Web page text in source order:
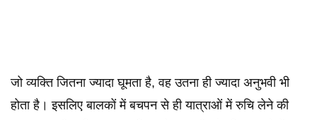
जो व्यक्ति जितना ज्यादा घूमता है, वह उतना ही ज्यादा अनुभवी भी
होता है। इसलिए बालकों में बचपन से ही यात्राओं में रुचि लेने की